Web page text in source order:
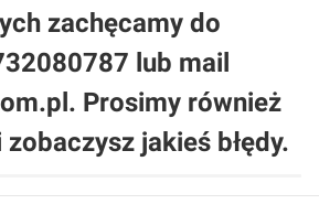
zachęcamy do
lub mail
Prosimy również
zobaczysz jakieś błędy.